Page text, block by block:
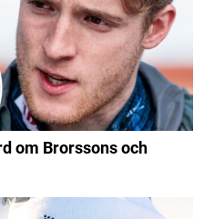
om Brorssons och